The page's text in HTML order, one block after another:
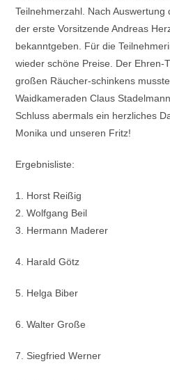
Teilnehmerzahl. Nach
der erste Vorsitzende Andreas
bekanntgeben. Für die
wieder schöne Preise. Der Ehren-
großen Räucher-schinkens
Waidkameraden Claus
Schluss abermals ein herzliches
Monika und unseren Fritz!
Ergebnisliste:
1. Horst Reißig
2. Wolfgang Beil
3. Hermann Maderer
4. Harald Götz
5. Helga Biber
6. Walter Große
7. Siegfried Werner